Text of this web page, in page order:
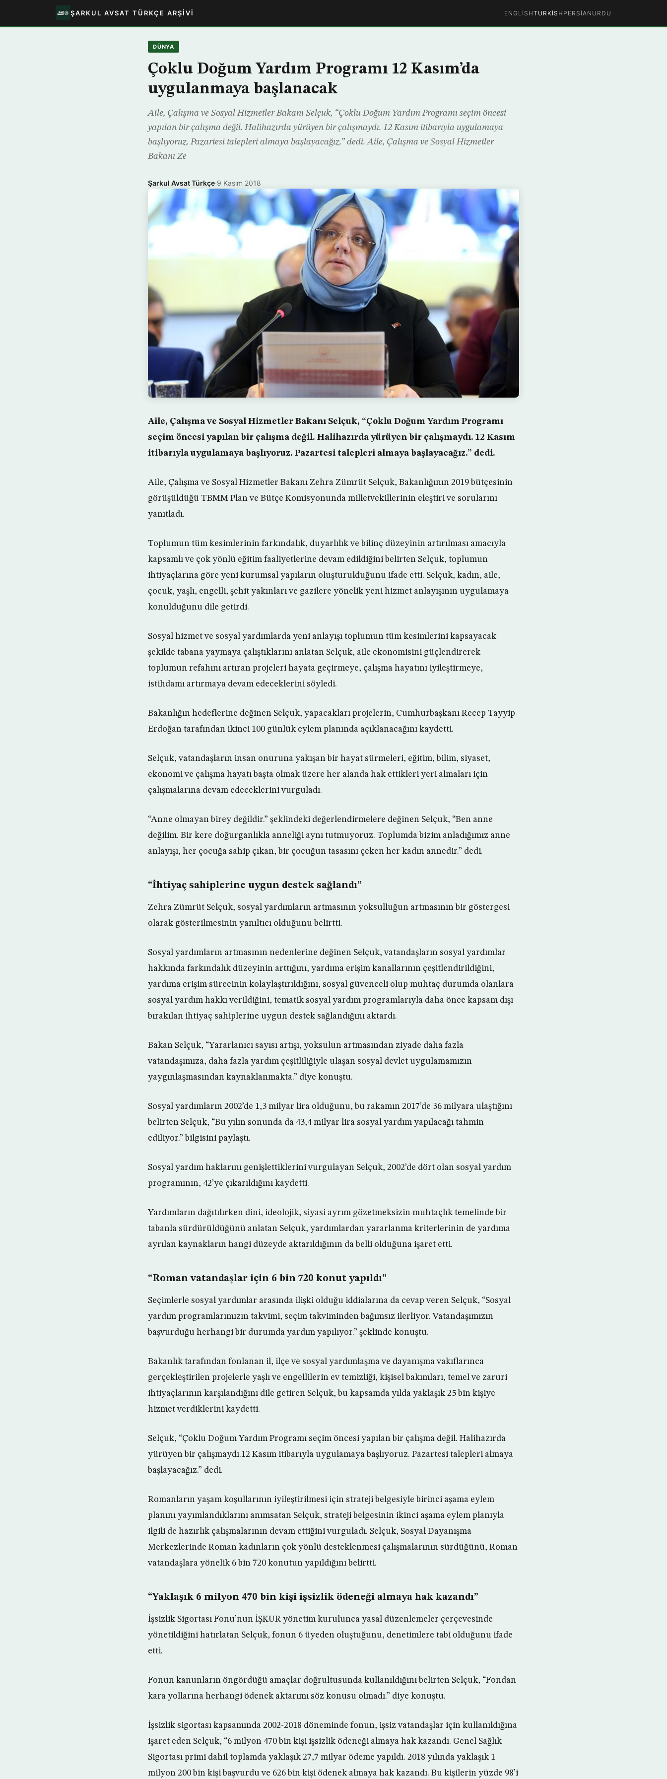
ŞARKUL AVSAT TÜRKÇE ARŞIVI ENGLISHTURKISH PERSIAN URDU
DÜNYA
Çoklu Doğum Yardım Programı 12 Kasım’da
uygulanmaya başlanacak
Aile, Çalışma ve Sosyal Hizmetler Bakanı Selçuk, “Çoklu Doğum Yardım Programı seçim öncesi
yapılan bir çalışma değil. Halihazırda yürüyen bir çalışmaydı. 12 Kasım itibarıyla uygulamaya
başlıyoruz. Pazartesi talepleri almaya başlayacağız.” dedi. Aile, Çalışma ve Sosyal Hizmetler
Bakanı Ze
Şarkul Avsat Türkçe·9 Kasım 2018
Aile, Çalışma ve Sosyal Hizmetler Bakanı Selçuk, “Çoklu Doğum Yardım Programı
seçim öncesi yapılan bir çalışma değil. Halihazırda yürüyen bir çalışmaydı. 12 Kasım
itibarıyla uygulamaya başlıyoruz. Pazartesi talepleri almaya başlayacağız.” dedi.
Aile, Çalışma ve Sosyal Hizmetler Bakanı Zehra Zümrüt Selçuk, Bakanlığının 2019 bütçesinin
görüşüldüğü TBMM Plan ve Bütçe Komisyonunda milletvekillerinin eleştiri ve sorularını
yanıtladı.
Toplumun tüm kesimlerinin farkındalık, duyarlılık ve bilinç düzeyinin artırılması amacıyla
kapsamlı ve çok yönlü eğitim faaliyetlerine devam edildiğini belirten Selçuk, toplumun
ihtiyaçlarına göre yeni kurumsal yapıların oluşturulduğunu ifade etti. Selçuk, kadın, aile,
çocuk, yaşlı, engelli, şehit yakınları ve gazilere yönelik yeni hizmet anlayışının uygulamaya
konulduğunu dile getirdi.
Sosyal hizmet ve sosyal yardımlarda yeni anlayışı toplumun tüm kesimlerini kapsayacak
şekilde tabana yaymaya çalıştıklarını anlatan Selçuk, aile ekonomisini güçlendirerek
toplumun refahını artıran projeleri hayata geçirmeye, çalışma hayatını iyileştirmeye,
istihdamı artırmaya devam edeceklerini söyledi.
Bakanlığın hedeflerine değinen Selçuk, yapacakları projelerin, Cumhurbaşkanı Recep Tayyip
Erdoğan tarafından ikinci 100 günlük eylem planında açıklanacağını kaydetti.
Selçuk, vatandaşların insan onuruna yakışan bir hayat sürmeleri, eğitim, bilim, siyaset,
ekonomi ve çalışma hayatı başta olmak üzere her alanda hak ettikleri yeri almaları için
çalışmalarına devam edeceklerini vurguladı.
“Anne olmayan birey değildir.” şeklindeki değerlendirmelere değinen Selçuk, “Ben anne
değilim. Bir kere doğurganlıkla anneliği aynı tutmuyoruz. Toplumda bizim anladığımız anne
anlayışı, her çocuğa sahip çıkan, bir çocuğun tasasını çeken her kadın annedir.” dedi.
“İhtiyaç sahiplerine uygun destek sağlandı”
Zehra Zümrüt Selçuk, sosyal yardımların artmasının yoksulluğun artmasının bir göstergesi
olarak gösterilmesinin yanıltıcı olduğunu belirtti.
Sosyal yardımların artmasının nedenlerine değinen Selçuk, vatandaşların sosyal yardımlar
hakkında farkındalık düzeyinin arttığını, yardıma erişim kanallarının çeşitlendirildiğini,
yardıma erişim sürecinin kolaylaştırıldığını, sosyal güvenceli olup muhtaç durumda olanlara
sosyal yardım hakkı verildiğini, tematik sosyal yardım programlarıyla daha önce kapsam dışı
bırakılan ihtiyaç sahiplerine uygun destek sağlandığını aktardı.
Bakan Selçuk, “Yararlanıcı sayısı artışı, yoksulun artmasından ziyade daha fazla
vatandaşımıza, daha fazla yardım çeşitliliğiyle ulaşan sosyal devlet uygulamamızın
yaygınlaşmasından kaynaklanmakta.” diye konuştu.
Sosyal yardımların 2002’de 1,3 milyar lira olduğunu, bu rakamın 2017’de 36 milyara ulaştığını
belirten Selçuk, “Bu yılın sonunda da 43,4 milyar lira sosyal yardım yapılacağı tahmin
ediliyor.” bilgisini paylaştı.
Sosyal yardım haklarını genişlettiklerini vurgulayan Selçuk, 2002’de dört olan sosyal yardım
programının, 42’ye çıkarıldığını kaydetti.
Yardımların dağıtılırken dini, ideolojik, siyasi ayrım gözetmeksizin muhtaçlık temelinde bir
tabanla sürdürüldüğünü anlatan Selçuk, yardımlardan yararlanma kriterlerinin de yardıma
ayrılan kaynakların hangi düzeyde aktarıldığının da belli olduğuna işaret etti.
“Roman vatandaşlar için 6 bin 720 konut yapıldı”
Seçimlerle sosyal yardımlar arasında ilişki olduğu iddialarına da cevap veren Selçuk, “Sosyal
yardım programlarımızın takvimi, seçim takviminden bağımsız ilerliyor. Vatandaşımızın
başvurduğu herhangi bir durumda yardım yapılıyor.” şeklinde konuştu.
Bakanlık tarafından fonlanan il, ilçe ve sosyal yardımlaşma ve dayanışma vakıflarınca
gerçekleştirilen projelerle yaşlı ve engellilerin ev temizliği, kişisel bakımları, temel ve zaruri
ihtiyaçlarının karşılandığını dile getiren Selçuk, bu kapsamda yılda yaklaşık 25 bin kişiye
hizmet verdiklerini kaydetti.
Selçuk, “Çoklu Doğum Yardım Programı seçim öncesi yapılan bir çalışma değil. Halihazırda
yürüyen bir çalışmaydı.12 Kasım itibarıyla uygulamaya başlıyoruz. Pazartesi talepleri almaya
başlayacağız.” dedi.
Romanların yaşam koşullarının iyileştirilmesi için strateji belgesiyle birinci aşama eylem
planını yayımlandıklarını anımsatan Selçuk, strateji belgesinin ikinci aşama eylem planıyla
ilgili de hazırlık çalışmalarının devam ettiğini vurguladı. Selçuk, Sosyal Dayanışma
Merkezlerinde Roman kadınların çok yönlü desteklenmesi çalışmalarının sürdüğünü, Roman
vatandaşlara yönelik 6 bin 720 konutun yapıldığını belirtti.
“Yaklaşık 6 milyon 470 bin kişi işsizlik ödeneği almaya hak kazandı”
İşsizlik Sigortası Fonu’nun İŞKUR yönetim kurulunca yasal düzenlemeler çerçevesinde
yönetildiğini hatırlatan Selçuk, fonun 6 üyeden oluştuğunu, denetimlere tabi olduğunu ifade
etti.
Fonun kanunların öngördüğü amaçlar doğrultusunda kullanıldığını belirten Selçuk, “Fondan
kara yollarına herhangi ödenek aktarımı söz konusu olmadı.” diye konuştu.
İşsizlik sigortası kapsamında 2002-2018 döneminde fonun, işsiz vatandaşlar için kullanıldığına
işaret eden Selçuk, “6 milyon 470 bin kişi işsizlik ödeneği almaya hak kazandı. Genel Sağlık
Sigortası primi dahil toplamda yaklaşık 27,7 milyar ödeme yapıldı. 2018 yılında yaklaşık 1
milyon 200 bin kişi başvurdu ve 626 bin kişi ödenek almaya hak kazandı. Bu kişilerin yüzde 98’i